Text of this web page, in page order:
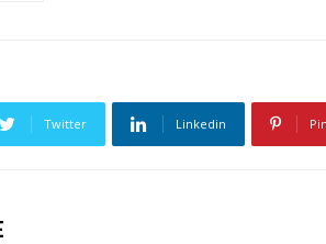
Twitter Linkedin